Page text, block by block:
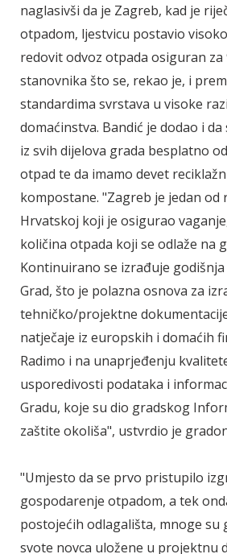
naglasivši da je Zagreb, kad je
otpadom, ljestvicu postavio
redovit odvoz otpada osiguran za
stanovnika što se, rekao je, i
standardima svrstava u visoke
domaćinstva. Bandić je dodao i
iz svih dijelova grada besplatno
otpad te da imamo devet
kompostane. "Zagreb je jedan od
Hrvatskoj koji je osigurao
količina otpada koji se odlaže na
Kontinuirano se izrađuje godišnja
Grad, što je polazna osnova za
tehničko/projektne
natječaje iz europskih i domaćih
Radimo i na unaprjeđenju
usporedivosti podataka i
Gradu, koje su dio gradskog
zaštite okoliša", ustvrdio je
"Umjesto da se prvo pristupilo
gospodarenje otpadom, a tek
postojećih odlagališta, mnoge su
svote novca uložene u projektnu